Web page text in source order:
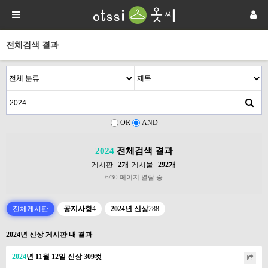
전체검색 결과
OR AND
2024 전체검색 결과
게시판 2개 게시물 292개
6/30 페이지 열람 중
전체게시판 공지사항4 2024년 신상288
2024년 신상 게시판 내 결과
2024년 11월 12일 신상 309컷